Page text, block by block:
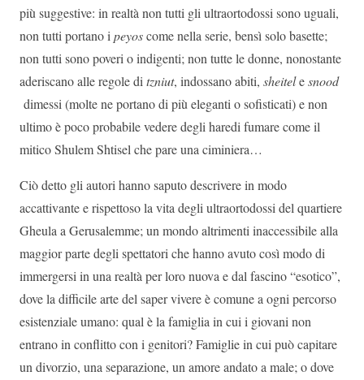
più suggestive: in realtà non tutti gli ultraortodossi sono uguali,
non tutti portano ipeyoscome nella serie, bensì solo basette;
non tutti sono poveri o indigenti; non tutte le donne, nonostante
aderiscano alle regole ditzniut, indossano abiti, sheitelesnood
dimessi (molte ne portano di più eleganti o sofisticati) e non
ultimo è poco probabile vedere degli haredi fumare come il
mitico Shulem Shtisel che pare una ciminiera…
Ciò detto gli autori hanno saputo descrivere in modo
accattivante e rispettoso la vita degli ultraortodossi del quartiere
Gheula a Gerusalemme; un mondo altrimenti inaccessibile alla
maggior parte degli spettatori che hanno avuto così modo di
immergersi in una realtà per loro nuova e dal fascino “esotico”,
dove la difficile arte del saper vivere è comune a ogni percorso
esistenziale umano: qual è la famiglia in cui i giovani non
entrano in conflitto con i genitori? Famiglie in cui può capitare
un divorzio, una separazione, un amore andato a male; o dove